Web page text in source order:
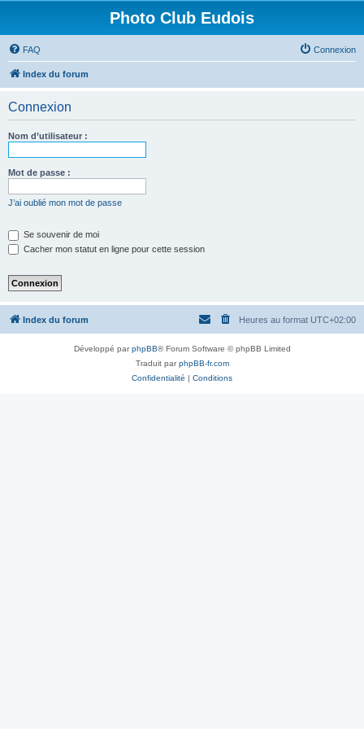
Photo Club Eudois
FAQ Connexion
Index du forum
Connexion
Nom d’utilisateur :
Mot de passe :
J’ai oublié mon mot de passe
Se souvenir de moi
Cacher mon statut en ligne pour cette session
Index du forum Heures au format UTC+02:00
Développé parphpBB® Forum Software © phpBB Limited
Traduit parphpBB-fr.com
Confidentialité | Conditions